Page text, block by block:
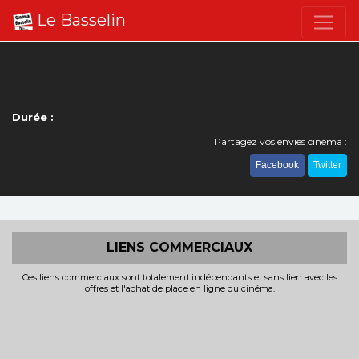
Le Basselin
Durée :
Partagez vos envies cinéma :
Facebook Twitter
LIENS COMMERCIAUX
Ces liens commerciaux sont totalement indépendants et sans lien avec les
offres et l'achat de place en ligne du cinéma.